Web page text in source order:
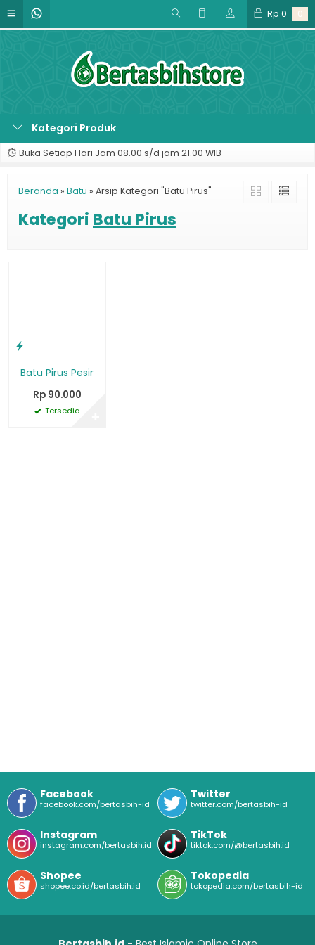
Rp 0 0
Kategori Produk
Buka Setiap Hari Jam 08.00 s/d jam 21.00 WIB
Beranda » Batu » Arsip Kategori "Batu Pirus"
Kategori Batu Pirus
Batu Pirus Pesir
Rp 90.000
Tersedia
Facebook
facebook.com/bertasbih-id
Twitter
twitter.com/bertasbih-id
Instagram
instagram.com/bertasbih.id
TikTok
tiktok.com/@bertasbih.id
Shopee
shopee.co.id/bertasbih.id
Tokopedia
tokopedia.com/bertasbih-id